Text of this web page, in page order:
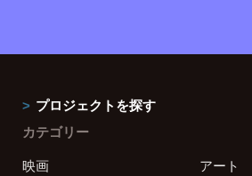
プロジェクトを探す
カテゴリー
映画
アート